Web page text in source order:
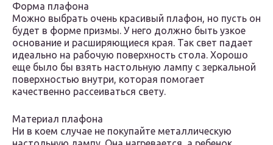
Форма плафона
Можно выбрать очень красивый плафон, но пусть он
будет в форме призмы. У него должно быть узкое
основание и расширяющиеся края. Так свет падает
идеально на рабочую поверхность стола. Хорошо
еще было бы взять настольную лампу с зеркальной
поверхностью внутри, которая помогает
качественно рассеиваться свету.
Материал плафона
Ни в коем случае не покупайте металлическую